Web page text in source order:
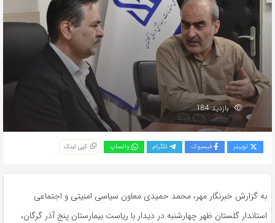
بازدید 184
توییتر فیسبوک تلگرام واتساپ کپی لینک
به گزارش خبرنگار مهر، محمد حمیدی معاون سیاسی امنیتی و اجتماعی
استاندار گلستان ظهر چهارشنبه در دیدار با ریاست بیمارستان پنج آذر گرگان،